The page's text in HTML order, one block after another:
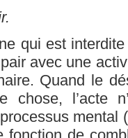
qui est
avec une
Quand le
chose, l’acte